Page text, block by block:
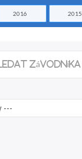
2016 2015